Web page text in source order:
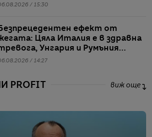
/ 15:30
ефект от
Цяла Италия е в здравна
Унгария и Румъния
електричество
/ 14:27
PROFIT виж още